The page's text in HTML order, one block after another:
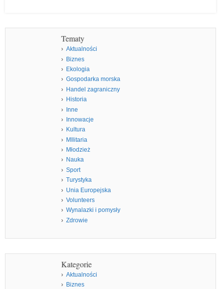
Tematy
Aktualności
Biznes
Ekologia
Gospodarka morska
Handel zagraniczny
Historia
Inne
Innowacje
Kultura
MIlitaria
Młodzież
Nauka
Sport
Turystyka
Unia Europejska
Volunteers
Wynalazki i pomysły
Zdrowie
Kategorie
Aktualności
Biznes